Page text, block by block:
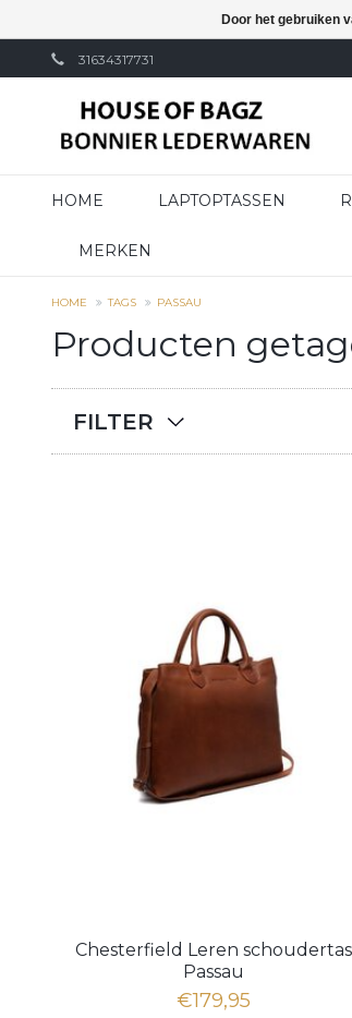
31634317731
HOME LAPTOPTASSEN
MERKEN
HOME TAGS PASSAU
Producten
FILTER
Chesterfield Leren schoudertas
Passau
€179,95
Door het gebruiken